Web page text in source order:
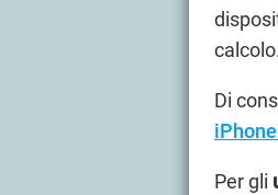
Di
Per gli